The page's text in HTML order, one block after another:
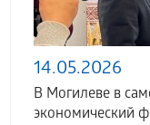
14.05.2026
В Могилеве в
экономический